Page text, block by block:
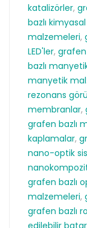
katalizörler,
bazlı
malzemeleri,
LED'ler,
bazlı
manyetik
rezonans
membranlar,
grafen bazlı
kaplamalar,
nano-optik
grafen bazlı
malzemeleri,
grafen bazlı
edilebilir